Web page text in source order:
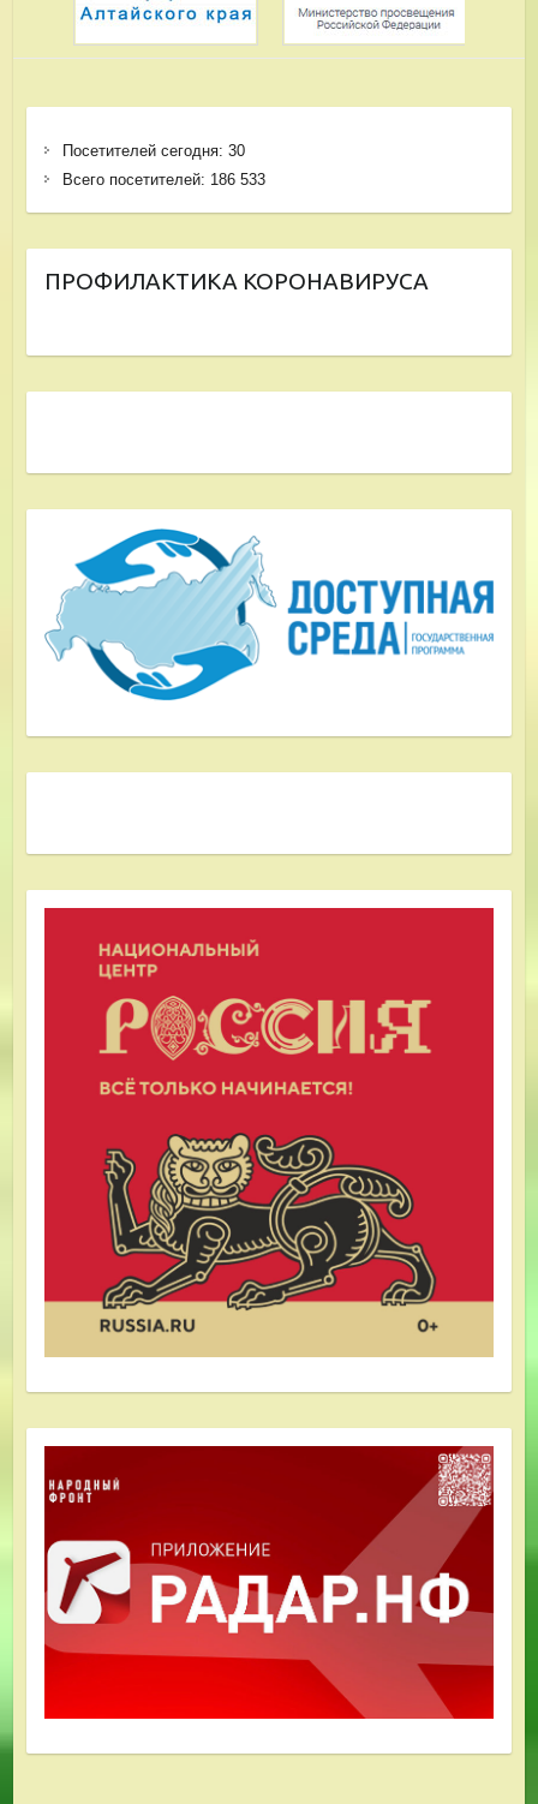
Посетителей сегодня: 30
Всего посетителей: 186 533
ПРОФИЛАКТИКА КОРОНАВИРУСА